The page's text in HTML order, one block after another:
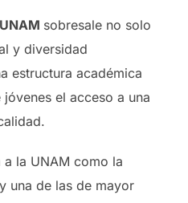
UNAM sobresale no solo
y diversidad
estructura académica
el acceso a una
la UNAM como la
una de las de mayor